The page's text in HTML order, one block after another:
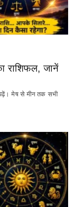
राशिफल, जानें
मेष से मीन तक सभी